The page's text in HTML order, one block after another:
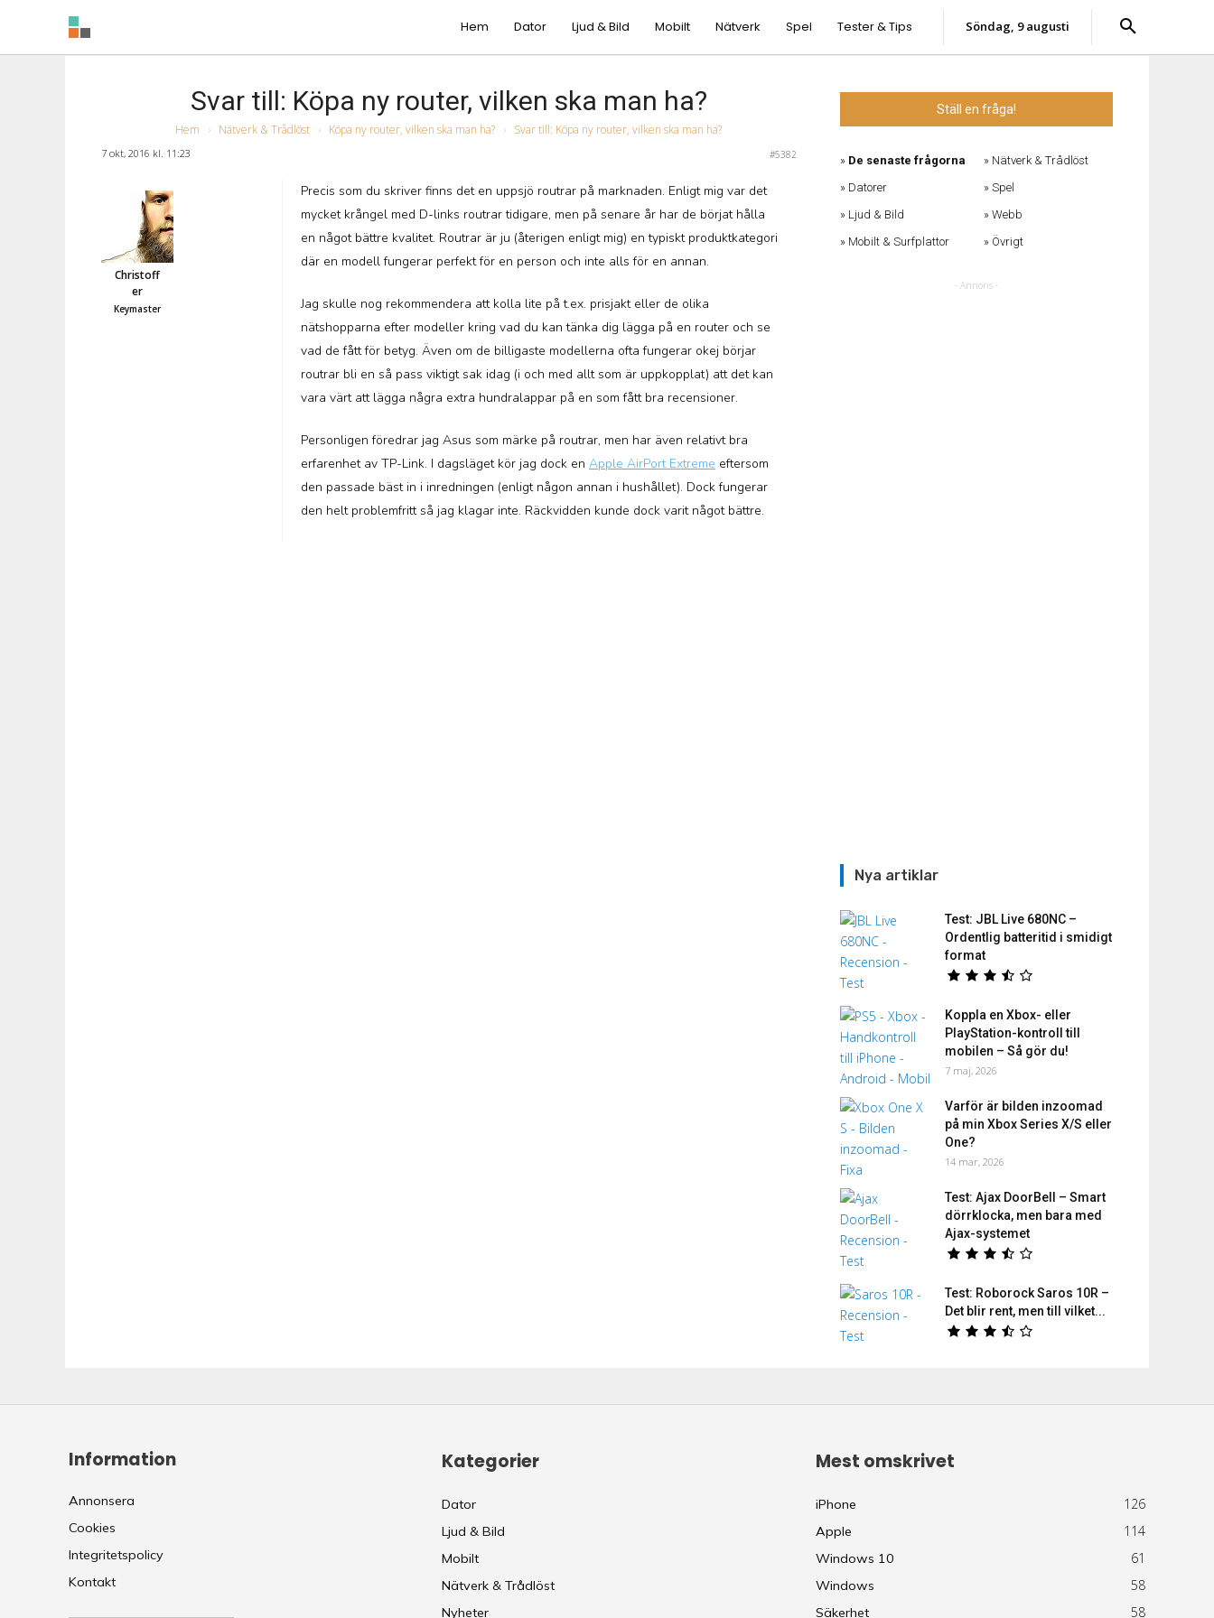
Hem Dator Ljud & Bild Mobilt Nätverk Spel Tester & Tips söndag, 9 augusti
Svar till: Köpa ny router, vilken ska man ha?
Hem › Nätverk & Trådlöst › Köpa ny router, vilken ska man ha? › Svar till: Köpa ny router, vilken ska man ha?
7 okt, 2016 kl. 11:23 #5382
Christoff
er
Keymaster
Precis som du skriver finns det en uppsjö routrar på marknaden. Enligt mig var det
mycket krångel med D-links routrar tidigare, men på senare år har de börjat hålla
en något bättre kvalitet. Routrar är ju (återigen enligt mig) en typiskt produktkategori
där en modell fungerar perfekt för en person och inte alls för en annan.
Jag skulle nog rekommendera att kolla lite på t.ex. prisjakt eller de olika
nätshopparna efter modeller kring vad du kan tänka dig lägga på en router och se
vad de fått för betyg. Även om de billigaste modellerna ofta fungerar okej börjar
routrar bli en så pass viktigt sak idag (i och med allt som är uppkopplat) att det kan
vara värt att lägga några extra hundralappar på en som fått bra recensioner.
Personligen föredrar jag Asus som märke på routrar, men har även relativt bra
erfarenhet av TP-Link. I dagsläget kör jag dock en Apple AirPort Extreme eftersom
den passade bäst in i inredningen (enligt någon annan i hushållet). Dock fungerar
den helt problemfritt så jag klagar inte. Räckvidden kunde dock varit något bättre.
Ställ en fråga!
De senaste frågorna
Datorer
Ljud & Bild
Mobilt & Surfplattor
Nätverk & Trådlöst
Spel
Webb
Övrigt
Nya artiklar
Test: JBL Live 680NC –
Ordentlig batteritid i smidigt
format
Koppla en Xbox- eller
PlayStation-kontroll till
mobilen – Så gör du!
7 maj, 2026
Varför är bilden inzoomad
på min Xbox Series X/S eller
One?
14 mar, 2026
Test: Ajax DoorBell – Smart
dörrklocka, men bara med
Ajax-systemet
Test: Roborock Saros 10R –
Det blir rent, men till vilket...
Information
Annonsera
Cookies
Integritetspolicy
Kontakt
Kategorier
Dator
Ljud & Bild
Mobilt
Nätverk & Trådlöst
Nyheter
Mest omskrivet
iPhone 126
Apple 114
Windows 10 61
Windows 58
Säkerhet 58